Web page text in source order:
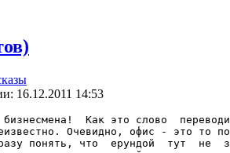
16.12.2011 14:53
бизнесмена!  Как это слово
Очевидно, офис - это то
понять, что  ерундой  тут  не